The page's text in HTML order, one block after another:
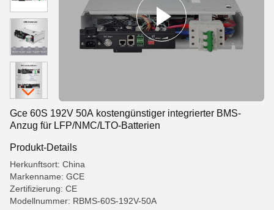
Gce 60S 192V 50A kostengünstiger integrierter BMS-
Anzug für LFP/NMC/LTO-Batterien
Produkt-Details
Herkunftsort: China
Markenname: GCE
Zertifizierung: CE
Modellnummer: RBMS-60S-192V-50A